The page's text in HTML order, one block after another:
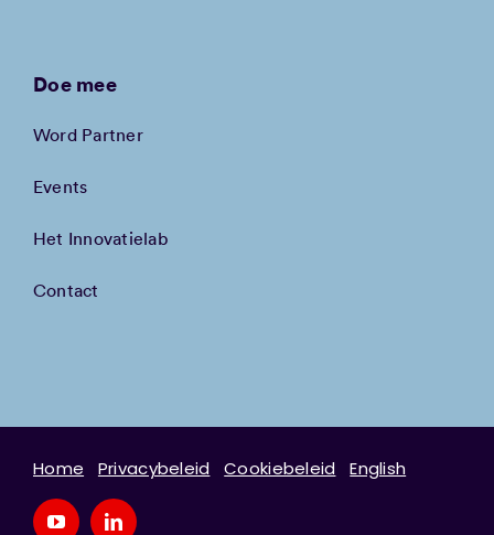
Doe mee
Word Partner
Events
Het Innovatielab
Contact
Home Privacybeleid Cookiebeleid English